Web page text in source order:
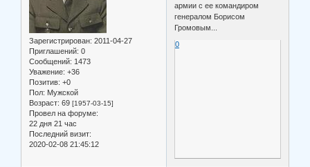
Зарегистрирован: 2011-04-27
Приглашений: 0
Сообщений: 1473
Уважение: +36
Позитив: +0
Пол: Мужской
Возраст: 69 [1957-03-15]
Провел на форуме:
22 дня 21 час
Последний визит:
2020-02-08 21:45:12
армии с ее командиром
генералом Борисом
Громовым...
0